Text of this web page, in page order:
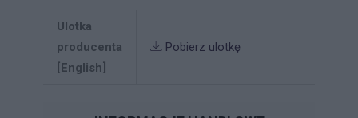
Ulotka
producenta
[English]
Pobierz ulotkę